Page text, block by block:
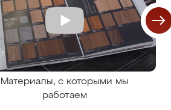
Материалы, с которыми мы
работаем